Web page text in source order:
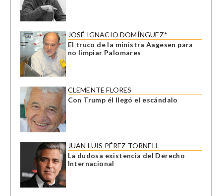
JOSÉ IGNACIO DOMÍNGUEZ*
El truco de la ministra Aagesen para
no limpiar Palomares
CLEMENTE FLORES
Con Trump él llegó el escándalo
JUAN LUIS PÉREZ TORNELL
La dudosa existencia del Derecho
Internacional